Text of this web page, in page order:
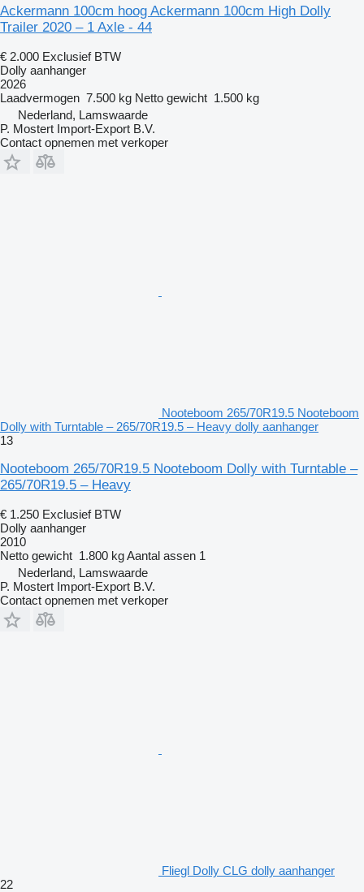
Ackermann 100cm hoog Ackermann 100cm High Dolly
Trailer 2020 – 1 Axle - 44
€ 2.000 Exclusief BTW
Dolly aanhanger
2026
Laadvermogen 7.500 kg Netto gewicht 1.500 kg
Nederland, Lamswaarde
P. Mostert Import-Export B.V.
Contact opnemen met verkoper
Nooteboom 265/70R19.5 Nooteboom
Dolly with Turntable – 265/70R19.5 – Heavy dolly aanhanger
13
Nooteboom 265/70R19.5 Nooteboom Dolly with Turntable –
265/70R19.5 – Heavy
€ 1.250 Exclusief BTW
Dolly aanhanger
2010
Netto gewicht 1.800 kgAantal assen 1
Nederland, Lamswaarde
P. Mostert Import-Export B.V.
Contact opnemen met verkoper
Fliegl Dolly CLG dolly aanhanger
22